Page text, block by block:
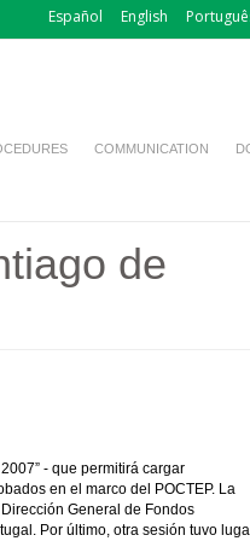
Español English
COMMUNICATION
de
- que permitirá cargar
en el marco del POCTEP. La
General de Fondos
Por último, otra sesión tuvo